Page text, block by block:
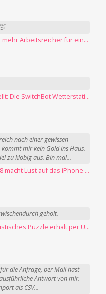
→ iPhone 18e: Sorgt mehr Arbeitsreicher für eine Preiserhöhung?
→ Im Video vorgestellt: Die SwitchBot Wetterstation mit E-Ink-Display
nach einer gewissen
mir kein Gold ins Haus.
zu klobig aus. Bin mal...
→ Das Galaxy Z Fold8 macht Lust auf das iPhone Ultra
geholt.
→ OddOne: Minimalistisches Puzzle erhält per Update 150 neue Level
die Anfrage, per Mail hast
Antwort von mir.
als CSV...